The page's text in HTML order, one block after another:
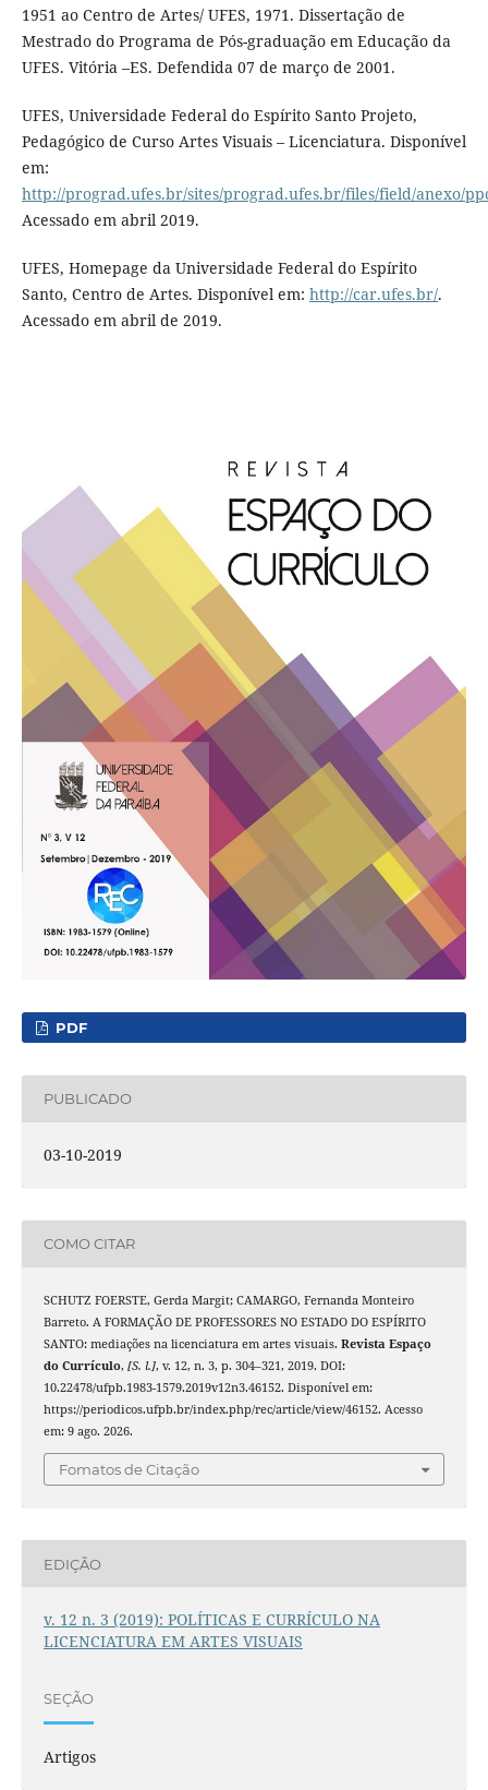
1951 ao Centro de Artes/ UFES, 1971. Dissertação de
Mestrado do Programa de Pós-graduação em Educação da
UFES. Vitória –ES. Defendida 07 de março de 2001.
UFES, Universidade Federal do Espírito Santo Projeto,
Pedagógico de Curso Artes Visuais – Licenciatura. Disponível
em:
http://prograd.ufes.br/sites/prograd.ufes.br/files/field/anexo/
Acessado em abril 2019.
UFES, Homepage da Universidade Federal do Espírito
Santo, Centro de Artes. Disponível em: http://car.ufes.br/.
Acessado em abril de 2019.
PDF
PUBLICADO
03-10-2019
COMO CITAR
SCHUTZ FOERSTE, Gerda Margit; CAMARGO, Fernanda Monteiro
Barreto. A FORMAÇÃO DE PROFESSORES NO ESTADO DO ESPÍRITO
SANTO: mediações na licenciatura em artes visuais. Revista Espaço
do Currículo, [S. l.], v. 12, n. 3, p. 304–321, 2019. DOI:
10.22478/ufpb.1983-1579.2019v12n3.46152. Disponível em:
https://periodicos.ufpb.br/index.php/rec/article/view/46152. Acesso
em: 9 ago. 2026.
Fomatos de Citação
EDIÇÃO
v. 12 n. 3 (2019): POLÍTICAS E CURRÍCULO NA
LICENCIATURA EM ARTES VISUAIS
SEÇÃO
Artigos